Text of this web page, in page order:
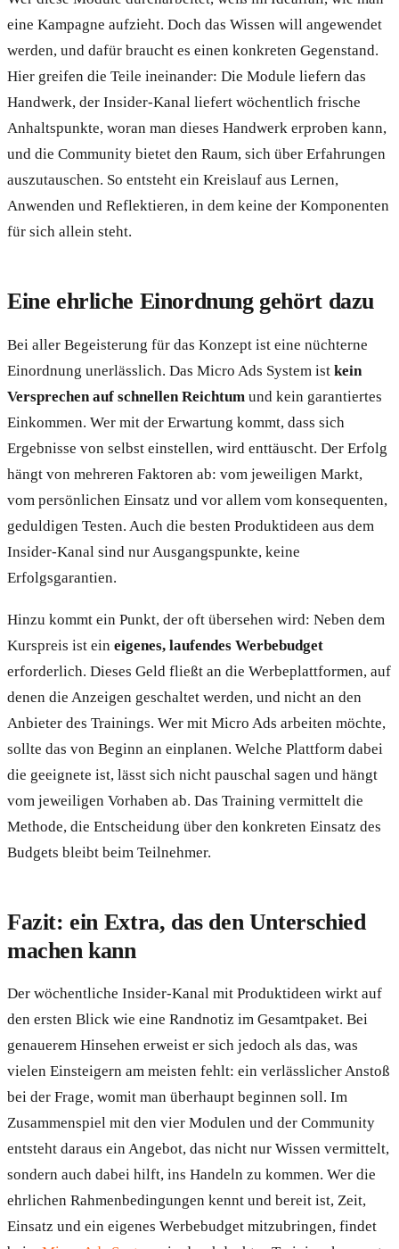
eine Kampagne aufzieht. Doch das Wissen will angewendet
werden, und dafür braucht es einen konkreten Gegenstand.
Hier greifen die Teile ineinander: Die Module liefern das
Handwerk, der Insider-Kanal liefert wöchentlich frische
Anhaltspunkte, woran man dieses Handwerk erproben kann,
und die Community bietet den Raum, sich über Erfahrungen
auszutauschen. So entsteht ein Kreislauf aus Lernen,
Anwenden und Reflektieren, in dem keine der Komponenten
für sich allein steht.
Eine ehrliche Einordnung gehört dazu
Bei aller Begeisterung für das Konzept ist eine nüchterne
Einordnung unerlässlich. Das Micro Ads System ist kein
Versprechen auf schnellen Reichtum und kein garantiertes
Einkommen. Wer mit der Erwartung kommt, dass sich
Ergebnisse von selbst einstellen, wird enttäuscht. Der Erfolg
hängt von mehreren Faktoren ab: vom jeweiligen Markt,
vom persönlichen Einsatz und vor allem vom konsequenten,
geduldigen Testen. Auch die besten Produktideen aus dem
Insider-Kanal sind nur Ausgangspunkte, keine
Erfolgsgarantien.
Hinzu kommt ein Punkt, der oft übersehen wird: Neben dem
Kurspreis ist ein eigenes, laufendes Werbebudget
erforderlich. Dieses Geld fließt an die Werbeplattformen, auf
denen die Anzeigen geschaltet werden, und nicht an den
Anbieter des Trainings. Wer mit Micro Ads arbeiten möchte,
sollte das von Beginn an einplanen. Welche Plattform dabei
die geeignete ist, lässt sich nicht pauschal sagen und hängt
vom jeweiligen Vorhaben ab. Das Training vermittelt die
Methode, die Entscheidung über den konkreten Einsatz des
Budgets bleibt beim Teilnehmer.
Fazit: ein Extra, das den Unterschied
machen kann
Der wöchentliche Insider-Kanal mit Produktideen wirkt auf
den ersten Blick wie eine Randnotiz im Gesamtpaket. Bei
genauerem Hinsehen erweist er sich jedoch als das, was
vielen Einsteigern am meisten fehlt: ein verlässlicher Anstoß
bei der Frage, womit man überhaupt beginnen soll. Im
Zusammenspiel mit den vier Modulen und der Community
entsteht daraus ein Angebot, das nicht nur Wissen vermittelt,
sondern auch dabei hilft, ins Handeln zu kommen. Wer die
ehrlichen Rahmenbedingungen kennt und bereit ist, Zeit,
Einsatz und ein eigenes Werbebudget mitzubringen, findet